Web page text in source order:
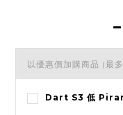
以優惠價加購商品 (最
Dart S3 低